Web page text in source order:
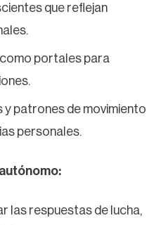
que reflejan
portales para
patrones de movimiento
personales.
las respuestas de lucha,